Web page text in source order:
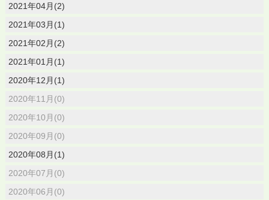
2021年04月(2)
2021年03月(1)
2021年02月(2)
2021年01月(1)
2020年12月(1)
2020年11月(0)
2020年10月(0)
2020年09月(0)
2020年08月(1)
2020年07月(0)
2020年06月(0)